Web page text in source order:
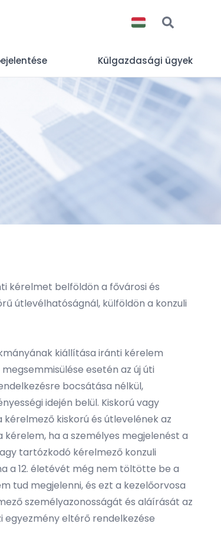
Külgazdasági ügyek
kérelmet belföldön a fővárosi és
útlevélhatóságnál, külföldön a konzuli
kiállítása iránti kérelem
esetén az új úti
bocsátása nélkül,
idején belül. Kiskorú vagy
kiskorú és útlevelének az
ha a személyes megjelenést a
tartózkodó kérelmező konzuli
a 12. életévét még nem töltötte be a
tud megjelenni, és ezt a kezelőorvosa
személyazonosságát és aláírását az
eltérő rendelkezése